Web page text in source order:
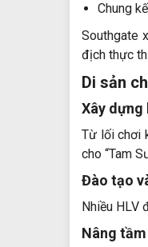
Chung
Southgate
địch thực
Di sản
Xây dựng
Từ lối chơi
cho “Tam
Đào tạo
Nhiều HLV
Nâng